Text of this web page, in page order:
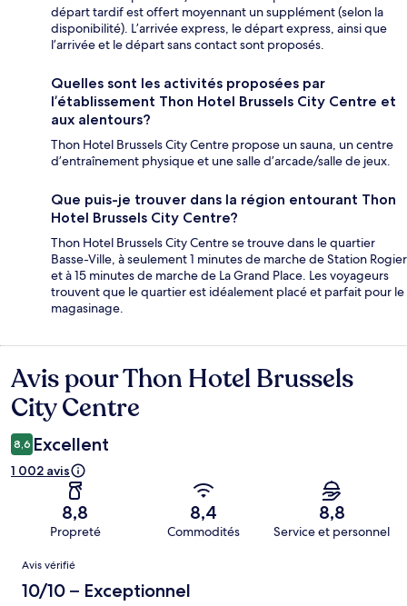
départ tardif est offert moyennant un supplément (selon la
disponibilité). L’arrivée express, le départ express, ainsi que
l’arrivée et le départ sans contact sont proposés.
Quelles sont les activités proposées par
l’établissement Thon Hotel Brussels City Centre et
aux alentours?
Thon Hotel Brussels City Centre propose un sauna, un centre
d’entraînement physique et une salle d’arcade/salle de jeux.
Que puis-je trouver dans la région entourant Thon
Hotel Brussels City Centre?
Thon Hotel Brussels City Centre se trouve dans le quartier
Basse-Ville, à seulement 1 minutes de marche de Station Rogier
et à 15 minutes de marche de La Grand Place. Les voyageurs
trouvent que le quartier est idéalement placé et parfait pour le
magasinage.
Avis
Avis pour Thon Hotel Brussels
City Centre
8,6 Excellent
1 002 avis
8,8
Propreté
8,4
Commodités
8,8
Service et personnel
Avis
Avis vérifié
10/10 – Exceptionnel